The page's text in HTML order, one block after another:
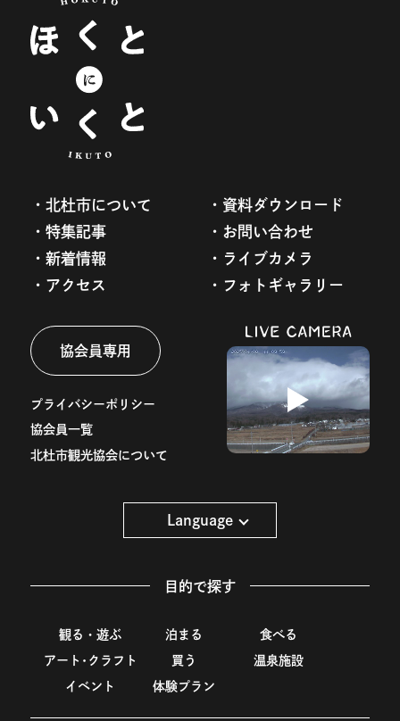
北杜市について
資料ダウンロード
特集記事
お問い合わせ
新着情報
ライブカメラ
アクセス
フォトギャラリー
協会員専用
プライバシーポリシー
協会員一覧
北杜市観光協会について
Language
目的で探す
観る・遊ぶ 泊まる 食べる
アート･クラフト 買う 温泉施設
イベント 体験プラン